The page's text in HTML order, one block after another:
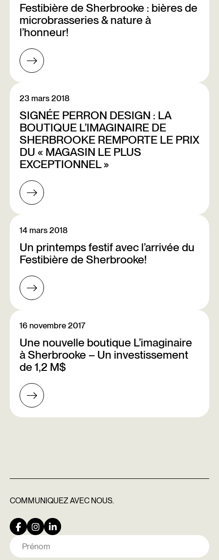
Festibière de Sherbrooke : bières de
microbrasseries & nature à
l’honneur!
SIGNÉE PERRON DESIGN : LA
BOUTIQUE L’IMAGINAIRE DE
SHERBROOKE REMPORTE LE PRIX
DU « MAGASIN LE PLUS
EXCEPTIONNEL »
23 mars 2018
Un printemps festif avec l’arrivée du
Festibière de Sherbrooke!
14 mars 2018
Une nouvelle boutique L’imaginaire
à Sherbrooke – Un investissement
de 1,2 M$
16 novembre 2017
COMMUNIQUEZAVEC NOUS.
Nom